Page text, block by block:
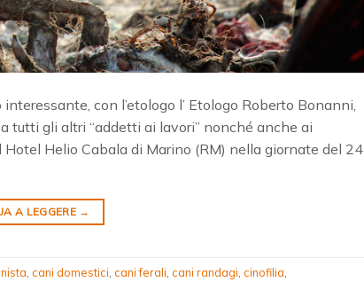
con l’etologo l’ Etologo Roberto Bonanni,
tutti gli altri “addetti ai lavori” nonché anche ai
Hotel Helio Cabala di Marino (RM) nella giornate del 24
A LEGGERE →
, cani domestici, cani ferali, cani randagi, cinofilia,